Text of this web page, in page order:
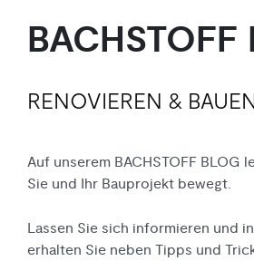
Bad + Sanitär Fliesen
BACHSTOFF
RENOVIEREN &
Auf unserem BACHSTOFF BLOG
Sie und Ihr Bauprojekt bewegt.
Lassen Sie sich informieren und
erhalten Sie neben Tipps und